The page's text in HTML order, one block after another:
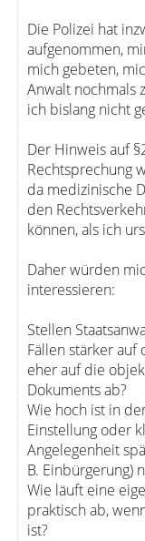
Die Polizei hat
aufgenommen,
mich gebeten,
Anwalt nochmals
ich bislang nicht
Der Hinweis auf
Rechtsprechung
da medizinische
den
können, als ich
Daher würden
interessieren:
Stellen
Fällen stärker
eher auf die
Dokuments ab?
Wie hoch ist in
Einstellung oder
Angelegenheit
B. Einbürgerung)
Wie läuft eine
praktisch ab,
ist?